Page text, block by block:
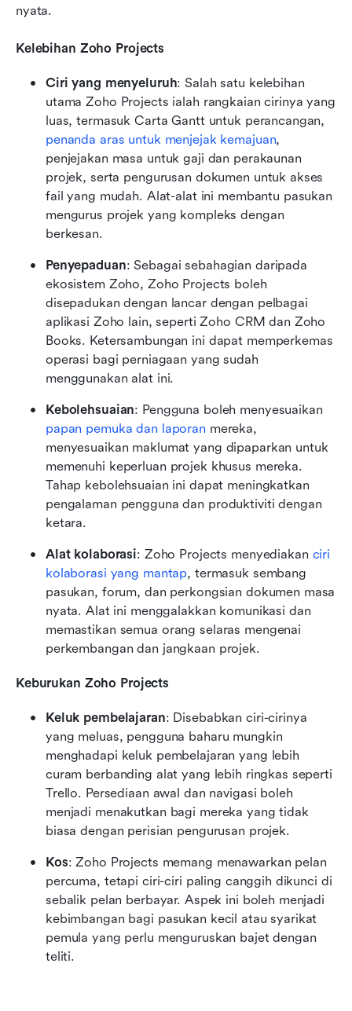
nyata.
Kelebihan Zoho Projects
Ciri yang menyeluruh: Salah satu kelebihan
utama Zoho Projects ialah rangkaian cirinya yang
penanda aras untuk menjejak kemajuan,
penjejakan masa untuk gaji dan perakaunan
projek, serta pengurusan dokumen untuk akses
fail yang mudah. Alat-alat ini membantu pasukan
mengurus projek yang kompleks dengan
berkesan.
Penyepaduan: Sebagai sebahagian daripada
ekosistem Zoho, Zoho Projects boleh
disepadukan dengan lancar dengan pelbagai
aplikasi Zoho lain, seperti Zoho CRM dan Zoho
Books. Ketersambungan ini dapat memperkemas
operasi bagi perniagaan yang sudah
menggunakan alat ini.
Kebolehsuaian
papan pemuka dan laporan mereka,
menyesuaikan maklumat yang dipaparkan untuk
memenuhi keperluan projek khusus mereka.
Tahap kebolehsuaian ini dapat meningkatkan
pengalaman pengguna dan produktiviti dengan
ketara.
Alat kolaborasi: Zoho Projects menyediakan ciri
kolaborasi yang mantap, termasuk sembang
pasukan, forum, dan perkongsian dokumen masa
nyata. Alat ini menggalakkan komunikasi dan
memastikan semua orang selaras mengenai
perkembangan dan jangkaan projek.
Keburukan Zoho Projects
Keluk pembelajaran: Disebabkan ciri-cirinya
yang meluas, pengguna baharu mungkin
menghadapi keluk pembelajaran yang lebih
curam berbanding alat yang lebih ringkas seperti
Trello. Persediaan awal dan navigasi boleh
menjadi menakutkan bagi mereka yang tidak
biasa dengan perisian pengurusan projek.
Kos: Zoho Projects memang menawarkan pelan
percuma, tetapi ciri-ciri paling canggih dikunci di
sebalik pelan berbayar. Aspek ini boleh menjadi
kebimbangan bagi pasukan kecil atau syarikat
pemula yang perlu menguruskan bajet dengan
teliti.